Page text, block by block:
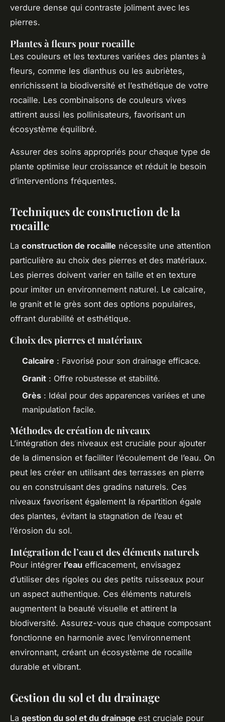
verdure dense qui contraste joliment avec les
pierres.
Plantes à fleurs pour rocaille
Les couleurs et les textures variées des plantes à
fleurs, comme les dianthus ou les aubriètes,
enrichissent la biodiversité et l’esthétique de votre
rocaille. Les combinaisons de couleurs vives
attirent aussi les pollinisateurs, favorisant un
écosystème équilibré.
Assurer des soins appropriés pour chaque type de
plante optimise leur croissance et réduit le besoin
d’interventions fréquentes.
Techniques de construction de la
rocaille
La construction de rocaille nécessite une attention
particulière au choix des pierres et des matériaux.
Les pierres doivent varier en taille et en texture
pour imiter un environnement naturel. Le calcaire,
le granit et le grès sont des options populaires,
offrant durabilité et esthétique.
Choix des pierres et matériaux
Calcaire : Favorisé pour son drainage efficace.
Granit : Offre robustesse et stabilité.
Grès : Idéal pour des apparences variées et une
manipulation facile.
Méthodes de création de niveaux
L’intégration des niveaux est cruciale pour ajouter
de la dimension et faciliter l’écoulement de l’eau. On
peut les créer en utilisant des terrasses en pierre
ou en construisant des gradins naturels. Ces
niveaux favorisent également la répartition égale
des plantes, évitant la stagnation de l’eau et
l’érosion du sol.
Intégration de l’eau et des éléments naturels
Pour intégrer l’eau efficacement, envisagez
d’utiliser des rigoles ou des petits ruisseaux pour
un aspect authentique. Ces éléments naturels
augmentent la beauté visuelle et attirent la
biodiversité. Assurez-vous que chaque composant
fonctionne en harmonie avec l’environnement
environnant, créant un écosystème de rocaille
durable et vibrant.
Gestion du sol et du drainage
La gestion du sol et du drainage est cruciale pour